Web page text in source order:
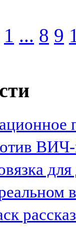
1 ... 8 9